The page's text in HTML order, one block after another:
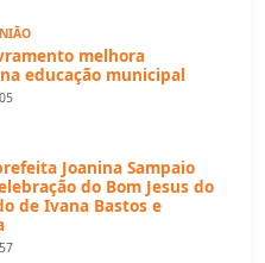
melhora
educação municipal
Joanina Sampaio
do Bom Jesus do
de Ivana Bastos e